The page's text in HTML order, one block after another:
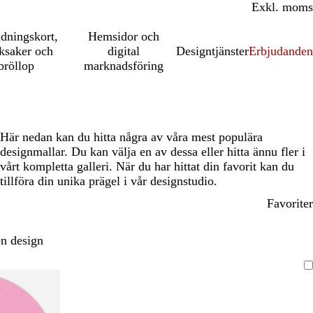
Inkl. moms
Exkl. moms
och
Hemsidor och
digital
marknadsföring
DesigntjänsterErbjudanden
Här nedan kan du hitta några av våra mest populära
designmallar. Du kan välja en av dessa eller hitta ännu fler i
vårt kompletta galleri. När du har hittat din favorit kan du
tillföra din unika prägel i vår designstudio.
Favoriter
design